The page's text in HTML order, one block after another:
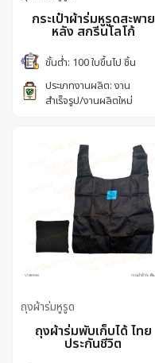
กระเป๋าผ้าร่มหูรูดสะพาย
หลัง สกรีนโลโก้
ขั้นต่ำ: 100 ใบขึ้นไป ชิ้น
ประเภทงานผลิต: งาน
สำเร็จรูป/งานผลิตใหม่
ถุงผ้าร่มหูรูด
ถุงผ้าร่มพับเก็บได้ ไทย
ประกันชีวิต